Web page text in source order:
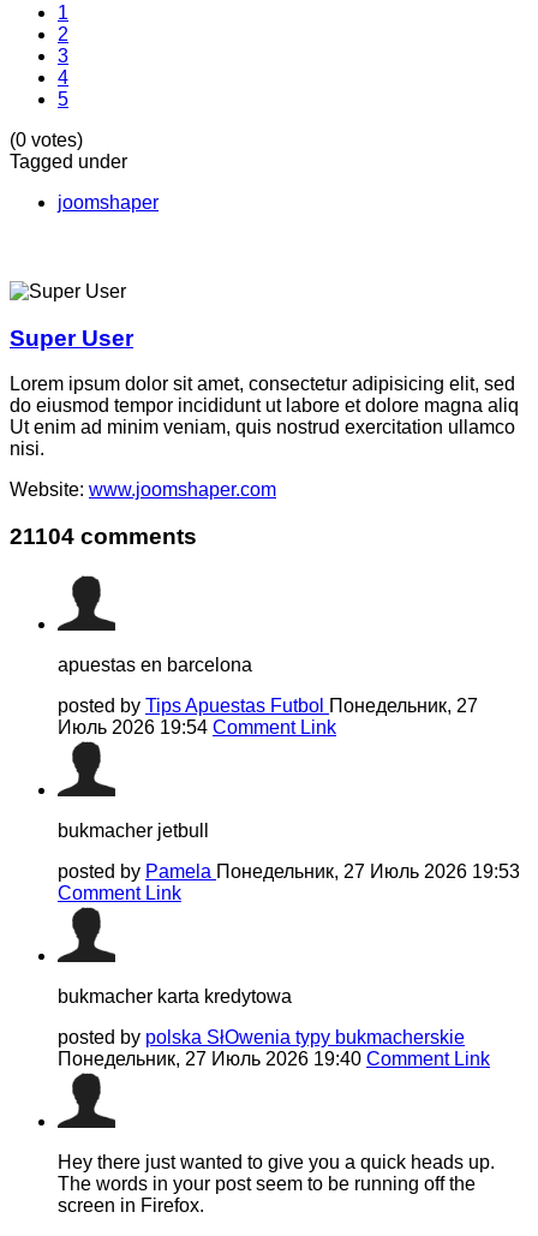
1
2
3
4
5
(0 votes)
Tagged under
joomshaper
Super User
Lorem ipsum dolor sit amet, consectetur adipisicing elit, sed
do eiusmod tempor incididunt ut labore et dolore magna aliq
Ut enim ad minim veniam, quis nostrud exercitation ullamco
nisi.
Website: www.joomshaper.com
21104 comments
apuestas en barcelona
posted by Tips Apuestas Futbol Понедельник, 27
Июль 2026 19:54 Comment Link
bukmacher jetbull
posted by Pamela Понедельник, 27 Июль 2026 19:53
Comment Link
bukmacher karta kredytowa
posted by polska SłOwenia typy bukmacherskie
Понедельник, 27 Июль 2026 19:40 Comment Link
Hey there just wanted to give you a quick heads up.
The words in your post seem to be running off the
screen in Firefox.